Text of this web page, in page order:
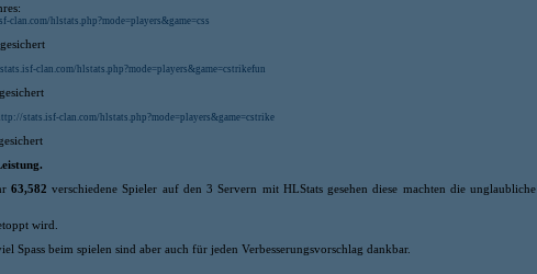
clan.com/hlstats.php?mode=players&game=css
clan.com/hlstats.php?mode=players&game=cstrikefun
stats.isf-clan.com/hlstats.php?mode=players&game=cstrike
63,582 verschiedene Spieler auf den 3 Servern mit HLStats gesehen diese machten die unglaubliche
wird.
Spass beim spielen sind aber auch für jeden Verbesserungsvorschlag dankbar.